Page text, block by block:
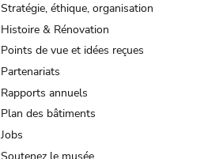
Stratégie, éthique, organisation
Histoire & Rénovation
Points de vue et idées reçues
Partenariats
Rapports annuels
Plan des bâtiments
Jobs
Soutenez le musée